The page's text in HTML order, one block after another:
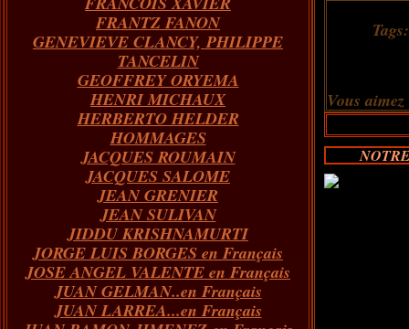
FRANTZ FANON
GENEVIEVE CLANCY, PHILIPPE
TANCELIN
GEOFFREY ORYEMA
HENRI MICHAUX
HERBERTO HELDER
HOMMAGES
JACQUES ROUMAIN
JACQUES SALOME
JEAN GRENIER
JEAN SULIVAN
JIDDU KRISHNAMURTI
JORGE LUIS BORGES en Français
JOSE ANGEL VALENTE en Français
JUAN GELMAN..en Français
JUAN LARREA...en Français
Tags:
Vous aimez